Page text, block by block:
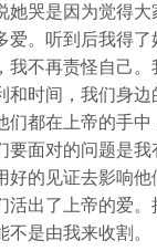
她哭是因为觉得大
爱。听到后我得了
我不再责怪自己
和时间，我们身边
们都在上帝的手
要面对的问题是我
好的见证去影响
活出了上帝的爱。
是由我来收割。